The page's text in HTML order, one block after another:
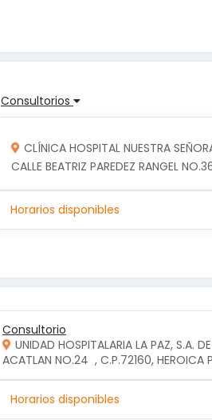
Consultorios
CLÍNICA HOSPITAL NUESTRA
CALLE BEATRIZ PAREDEZ RANGEL
Horarios disponibles
Consultorio
UNIDAD HOSPITALARIA LA PAZ, S.A.
ACATLAN NO.24  , C.P.72160, HEROICA
Horarios disponibles